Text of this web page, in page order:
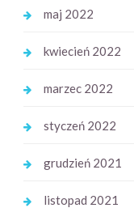
maj 2022
kwiecień 2022
marzec 2022
styczeń 2022
grudzień 2021
listopad 2021